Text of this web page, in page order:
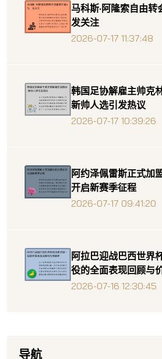
马科斯·阿隆索自由转
发关注
2026-07-17 11:37:48
韩国足协解雇主帅克
新帅人选引发热议
2026-07-17 10:39:26
阿约泽佩雷斯正式加
开启新赛季征程
2026-07-17 09:41:20
阿拉巴迎战巴西世界
役的全面表现回顾与
2026-07-16 12:30:45
导航